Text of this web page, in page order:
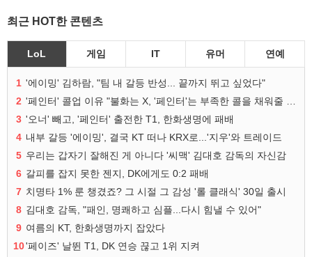
최근 HOT한 콘텐츠
LoL 게임 IT 유머 연예
1 '에이밍' 김하람, "팀 내 갈등 반성... 끝까지 뛰고 싶었다"
2
3 '오너' 빼고, '페인터' 출전한 T1, 한화생명에 패배
4 내부 갈등 '에이밍', 결국 KT 떠나 KRX로...'지우'와 트레이드
5 우리는 갑자기 잘해진 게 아니다 '씨맥' 김대호 감독의 자신감
6 갈피를 잡지 못한 젠지, DK에게도 0:2 패배
7 치명타 1% 룬 챙겼죠? 그 시절 그 감성 '롤 클래식' 30일 출시
8 김대호 감독, "패인, 명쾌하고 심플...다시 힘낼 수 있어"
9 여름의 KT, 한화생명까지 잡았다
10'페이즈' 날뛴 T1, DK 연승 끊고 1위 지켜